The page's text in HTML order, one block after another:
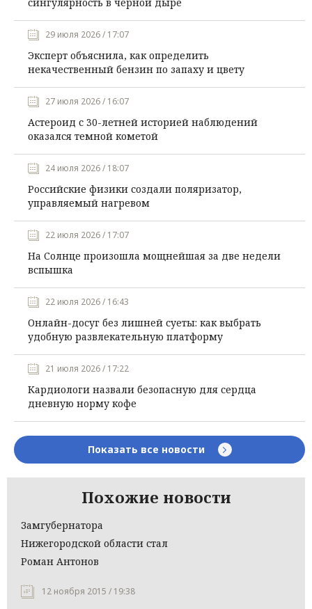
29 июля 2026 / 17:07
Эксперт объяснила, как определить
некачественный бензин по запаху и цвету
27 июля 2026 / 16:07
Астероид с 30-летней историей наблюдений
оказался темной кометой
24 июля 2026 / 18:07
Российские физики создали поляризатор,
управляемый нагревом
22 июля 2026 / 17:07
На Солнце произошла мощнейшая за две недели
вспышка
22 июля 2026 / 16:43
Онлайн-досуг без лишней суеты: как выбрать
удобную развлекательную платформу
21 июля 2026 / 17:22
Кардиологи назвали безопасную для сердца
дневную норму кофе
Показать все новости
Похожие новости
Замгубернатора
Нижегородской области стал
Роман Антонов
12 ноября 2015 / 19:38